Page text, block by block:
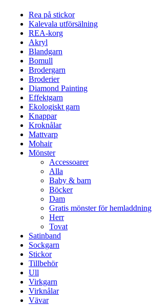
Rea på stickor
Kalevala utförsälning
REA-korg
Akryl
Blandgarn
Bomull
Brodergarn
Broderier
Diamond Painting
Effektgarn
Ekologiskt garn
Knappar
Kroknålar
Mattvarp
Mohair
Mönster
Accessoarer
Alla
Baby & barn
Böcker
Dam
Gratis mönster för hemladdning
Herr
Tovat
Satinband
Sockgarn
Stickor
Tillbehör
Ull
Virkgarn
Virknålar
Vävar